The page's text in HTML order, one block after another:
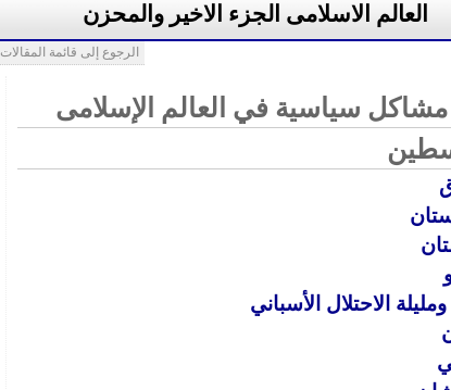
العالم الاسلامى الجزء الاخير والمحزن
الرجوع إلى قائمة المقالات
مشاكل سياسية في العالم الإسلامى
الاحتلال الأسباني